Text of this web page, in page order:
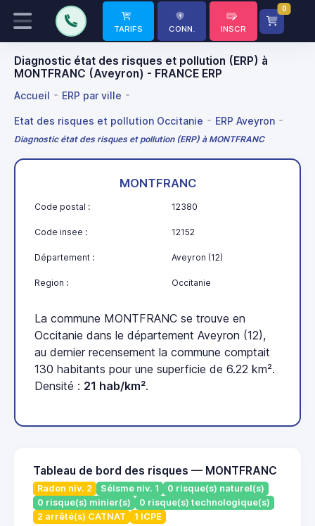
TARIFS CONN. INSCR
0
Diagnostic état des risques et pollution (ERP) à
MONTFRANC (Aveyron) - FRANCE ERP
Accueil ERP par ville
Etat des risques et pollution Occitanie ERP Aveyron
Diagnostic état des risques et pollution (ERP) à MONTFRANC
MONTFRANC
Code postal : 12380
Code insee : 12152
Département : Aveyron (12)
Region : Occitanie
La commune MONTFRANC se trouve en
Occitanie dans le département Aveyron (12),
au dernier recensement la commune comptait
130 habitants pour une superficie de 6.22 km².
Densité : 21 hab/km².
Tableau de bord des risques — MONTFRANC
Radon niv. 2 Séisme niv. 1
0 risque(s) naturel(s)
0 risque(s) minier(s)
0 risque(s) technologique(s)
2 arrêté(s) CATNAT
1 ICPE